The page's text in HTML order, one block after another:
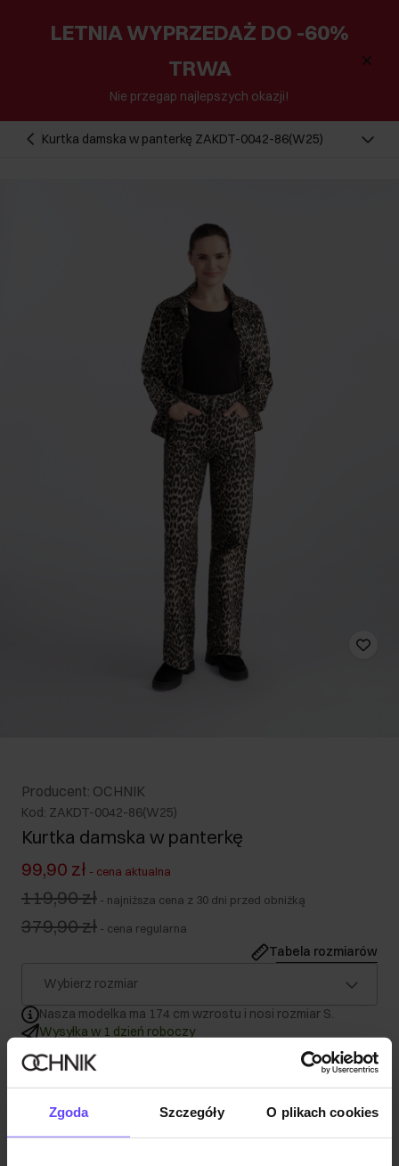
Zgoda Szczegóły O plikach cookies
LETNIA WYPRZEDAŻ DO -60%
TRWA
Nie przegap najlepszych okazji!
Kurtka damska w panterkę ZAKDT-0042-86(W25)
Producent: OCHNIK
Kod: ZAKDT-0042-86(W25)
Kurtka damska w panterkę
99,90 zł - cena aktualna
119,90 zł - najniższa cena z 30 dni przed obniżką
379,90 zł - cena regularna
Tabela rozmiarów
Wybierz rozmiar
Nasza modelka ma 174 cm wzrostu i nosi rozmiar S.
Wysyłka w 1 dzień roboczy
Opis produktu
Szczegóły